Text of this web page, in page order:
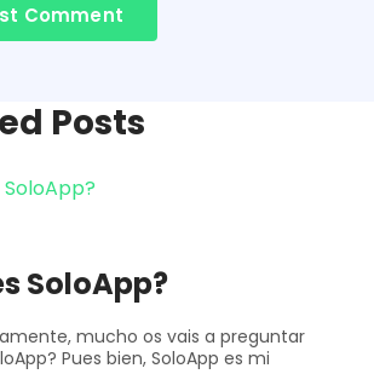
Posts
SoloApp?
mucho os vais a preguntar
Pues bien, SoloApp es mi